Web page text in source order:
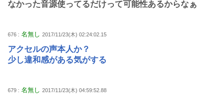
なかった音源使ってるだけって可能性あるからなぁ
676 : 名無し 2017/11/23(木) 02:24:02.15
アクセルの声本人か？
少し違和感がある気がする
679 : 名無し 2017/11/23(木) 04:59:52.88